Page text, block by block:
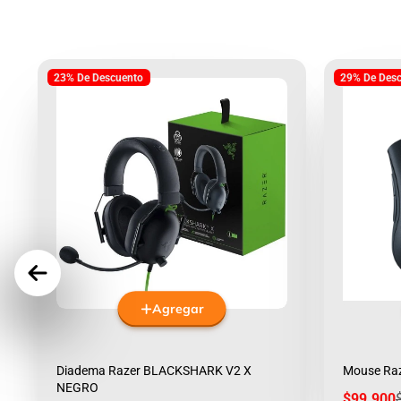
23% De Descuento
Agregar
Diadema Razer BLACKSHARK V2 X
NEGRO
29% De
Mouse